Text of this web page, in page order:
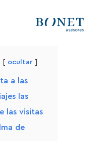
ocultar
a las
las
las visitas
de